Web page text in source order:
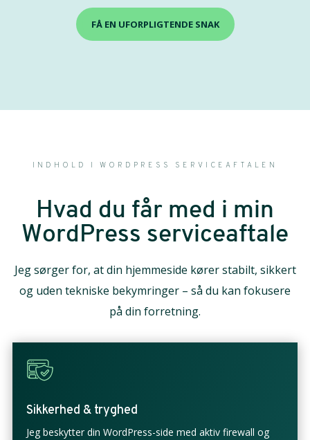
FÅ EN UFORPLIGTENDE SNAK
INDHOLD I WORDPRESS SERVICEAFTALEN
Hvad du får med i min
WordPress serviceaftale
Jeg sørger for, at din hjemmeside kører stabilt, sikkert
og uden tekniske bekymringer – så du kan fokusere
på din forretning.
Sikkerhed & tryghed
Jeg beskytter din WordPress-side med aktiv firewall og